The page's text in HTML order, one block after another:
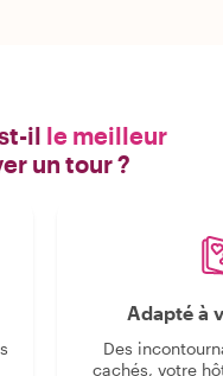
il le meilleur
un tour ?
Adapté à
Des
cachés, votre